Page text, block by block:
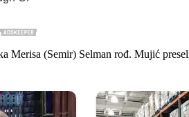
Merisa (Semir) Selman rođ. Mujić